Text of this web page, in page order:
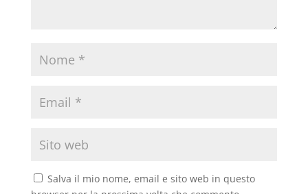
Salva il mio nome, email e sito web in questo